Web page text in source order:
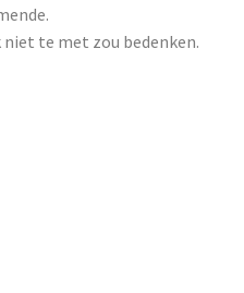
te met zou bedenken.